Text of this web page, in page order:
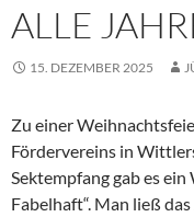
ALLE
15. DEZEMBER 2025
Zu einer
Fördervereins in
Sektempfang gab es ein
Fabelhaft“. Man ließ